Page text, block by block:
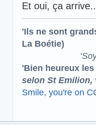
Et oui, ça
'Ils ne sont
La Boétie)
'
'Bien heureux
selon St Emilion,
Smile, you're on